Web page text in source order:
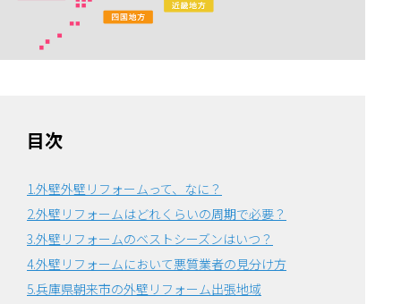
目次
1.外壁外壁リフォームって、なに？
2.外壁リフォームはどれくらいの周期で必要？
3.外壁リフォームのベストシーズンはいつ？
4.外壁リフォームにおいて悪質業者の見分け方
5.兵庫県朝来市の外壁リフォーム出張地域